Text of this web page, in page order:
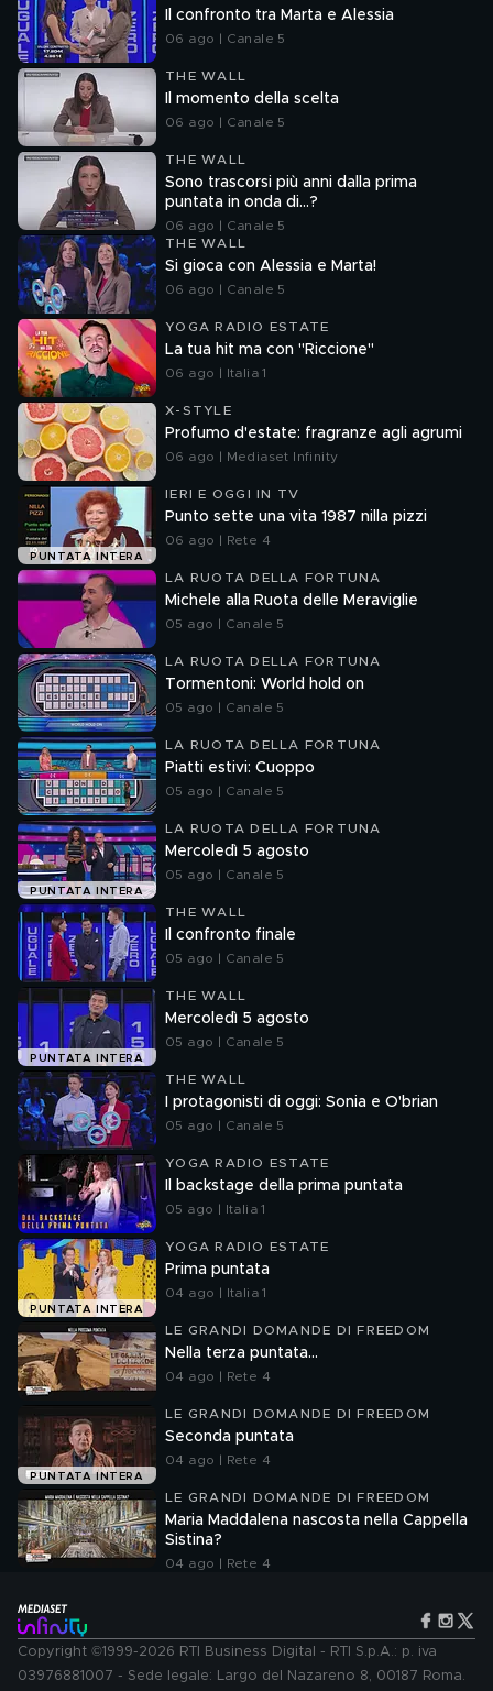
Il confronto tra Marta e Alessia
06 ago | Canale 5
THE WALL
Il momento della scelta
06 ago | Canale 5
THE WALL
Sono trascorsi più anni dalla prima
puntata in onda di...?
06 ago | Canale 5
THE WALL
Si gioca con Alessia e Marta!
06 ago | Canale 5
YOGA RADIO ESTATE
La tua hit ma con "Riccione"
06 ago | Italia 1
X-STYLE
Profumo d'estate: fragranze agli agrumi
06 ago | Mediaset Infinity
PUNTATA INTERA
IERI E OGGI IN TV
Punto sette una vita 1987 nilla pizzi
06 ago | Rete 4
LA RUOTA DELLA FORTUNA
Michele alla Ruota delle Meraviglie
05 ago | Canale 5
LA RUOTA DELLA FORTUNA
Tormentoni: World hold on
05 ago | Canale 5
LA RUOTA DELLA FORTUNA
Piatti estivi: Cuoppo
05 ago | Canale 5
PUNTATA INTERA
LA RUOTA DELLA FORTUNA
Mercoledì 5 agosto
05 ago | Canale 5
THE WALL
Il confronto finale
05 ago | Canale 5
PUNTATA INTERA
THE WALL
Mercoledì 5 agosto
05 ago | Canale 5
THE WALL
I protagonisti di oggi: Sonia e O'brian
05 ago | Canale 5
YOGA RADIO ESTATE
Il backstage della prima puntata
05 ago | Italia 1
PUNTATA INTERA
YOGA RADIO ESTATE
Prima puntata
04 ago | Italia 1
LE GRANDI DOMANDE DI FREEDOM
Nella terza puntata...
04 ago | Rete 4
PUNTATA INTERA
LE GRANDI DOMANDE DI FREEDOM
Seconda puntata
04 ago | Rete 4
LE GRANDI DOMANDE DI FREEDOM
Maria Maddalena nascosta nella Cappella
Sistina?
04 ago | Rete 4
Copyright ©1999-2026 RTI Business Digital - RTI S.p.A.: p. iva
03976881007 - Sede legale: Largo del Nazareno 8, 00187 Roma.